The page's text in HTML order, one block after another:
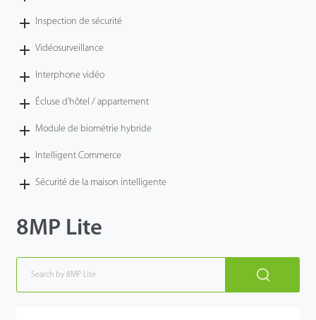
Inspection de sécurité
Vidéosurveillance
Interphone vidéo
Écluse d’hôtel / appartement
Module de biométrie hybride
Intelligent Commerce
Sécurité de la maison intelligente
8MP Lite